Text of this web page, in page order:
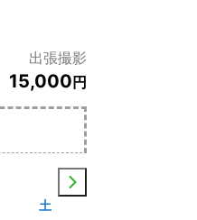
出張撮影
15,000 円
土